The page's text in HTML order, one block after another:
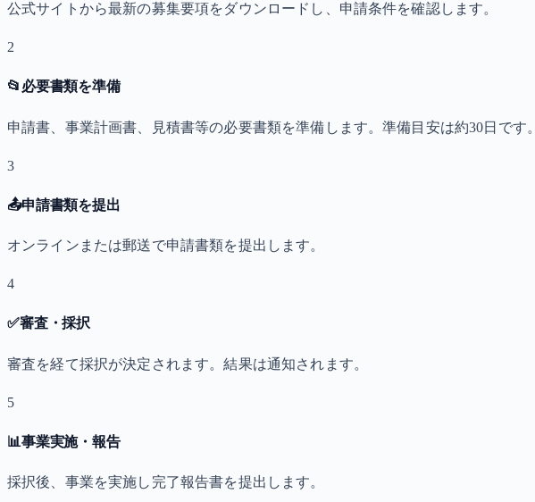
公式サイトから最新の募集要項をダウンロードし、申請条件を確認します。
2
📂 必要書類を準備
申請書、事業計画書、見積書等の必要書類を準備します。準備目安は約30日です。
3
📤申請書類を提出
オンラインまたは郵送で申請書類を提出します。
4
✅審査・採択
審査を経て採択が決定されます。結果は通知されます。
5
📊事業実施・報告
採択後、事業を実施し完了報告書を提出します。